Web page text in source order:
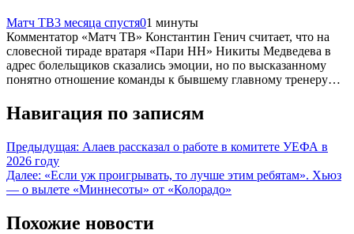
Матч ТВ3 месяца спустя01 минуты
Комментатор «Матч ТВ» Константин Генич считает, что на
словесной тираде вратаря «Пари НН» Никиты Медведева в
адрес болельщиков сказались эмоции, но по высказанному
понятно отношение команды к бывшему главному тренеру…
Навигация по записям
Предыдущая: Алаев рассказал о работе в комитете УЕФА в
2026 году
Далее: «Если уж проигрывать, то лучше этим ребятам». Хьюз
— о вылете «Миннесоты» от «Колорадо»
Похожие новости